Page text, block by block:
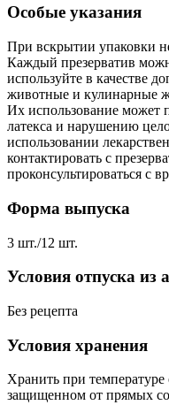
Особые указания
При вскрытии упаковки
Каждый презерватив
используйте в качестве
животные и кулинарные
Их использование может
латекса и нарушению
использовании
контактировать с
проконсультироваться с
Форма выпуска
3 шт./12 шт.
Условия отпуска из
Без рецепта
Условия хранения
Хранить при
защищенном от прямых